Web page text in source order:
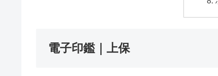
電子印鑑｜上保